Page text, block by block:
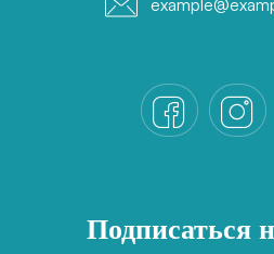
Подписаться